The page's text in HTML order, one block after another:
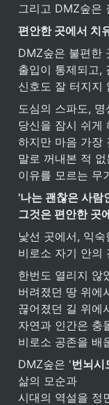
그리고 DMZ숲은
편안한 곳에서 치
DMZ숲은 불편한
출입이 통제되고,
신호도 잘 터지지
도심의 스파도,
당신을 잠시 쉬게
하지만 마음 가
말로 꺼내본 적 없
이유를 모르는 무
'나는 괜찮은 사
그것은 편안한 곳
낯선 곳에서, 익
비로소 자기 안의
한번도 열리지 않
버려졌던 땅 위에
끊어졌던 길 위에
자연과 인간은 충
비로소 공존을 배
DMZ숲은 '번뇌시
삶의 모순과
시대의 역설을 정